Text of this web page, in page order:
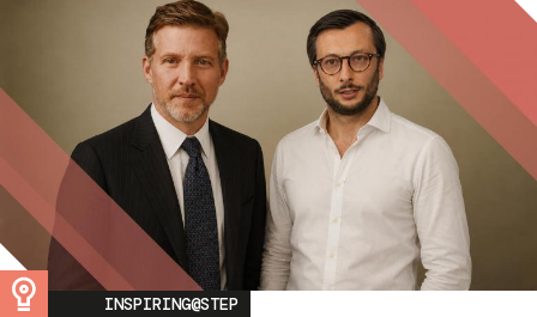
Image
INSPIRING@STEP